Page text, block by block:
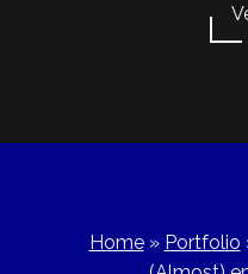
Home» Portfolio